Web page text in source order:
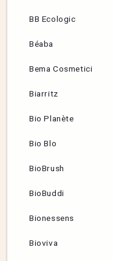
BB Ecologic
Béaba
Bema Cosmetici
Biarritz
Bio Planète
Bio Blo
BioBrush
BioBuddi
Bionessens
Bioviva